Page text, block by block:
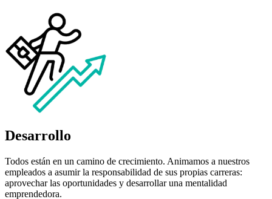
Desarrollo
Todos están en un camino de crecimiento. Animamos a nuestros
empleados a asumir la responsabilidad de sus propias carreras:
aprovechar las oportunidades y desarrollar una mentalidad
emprendedora.